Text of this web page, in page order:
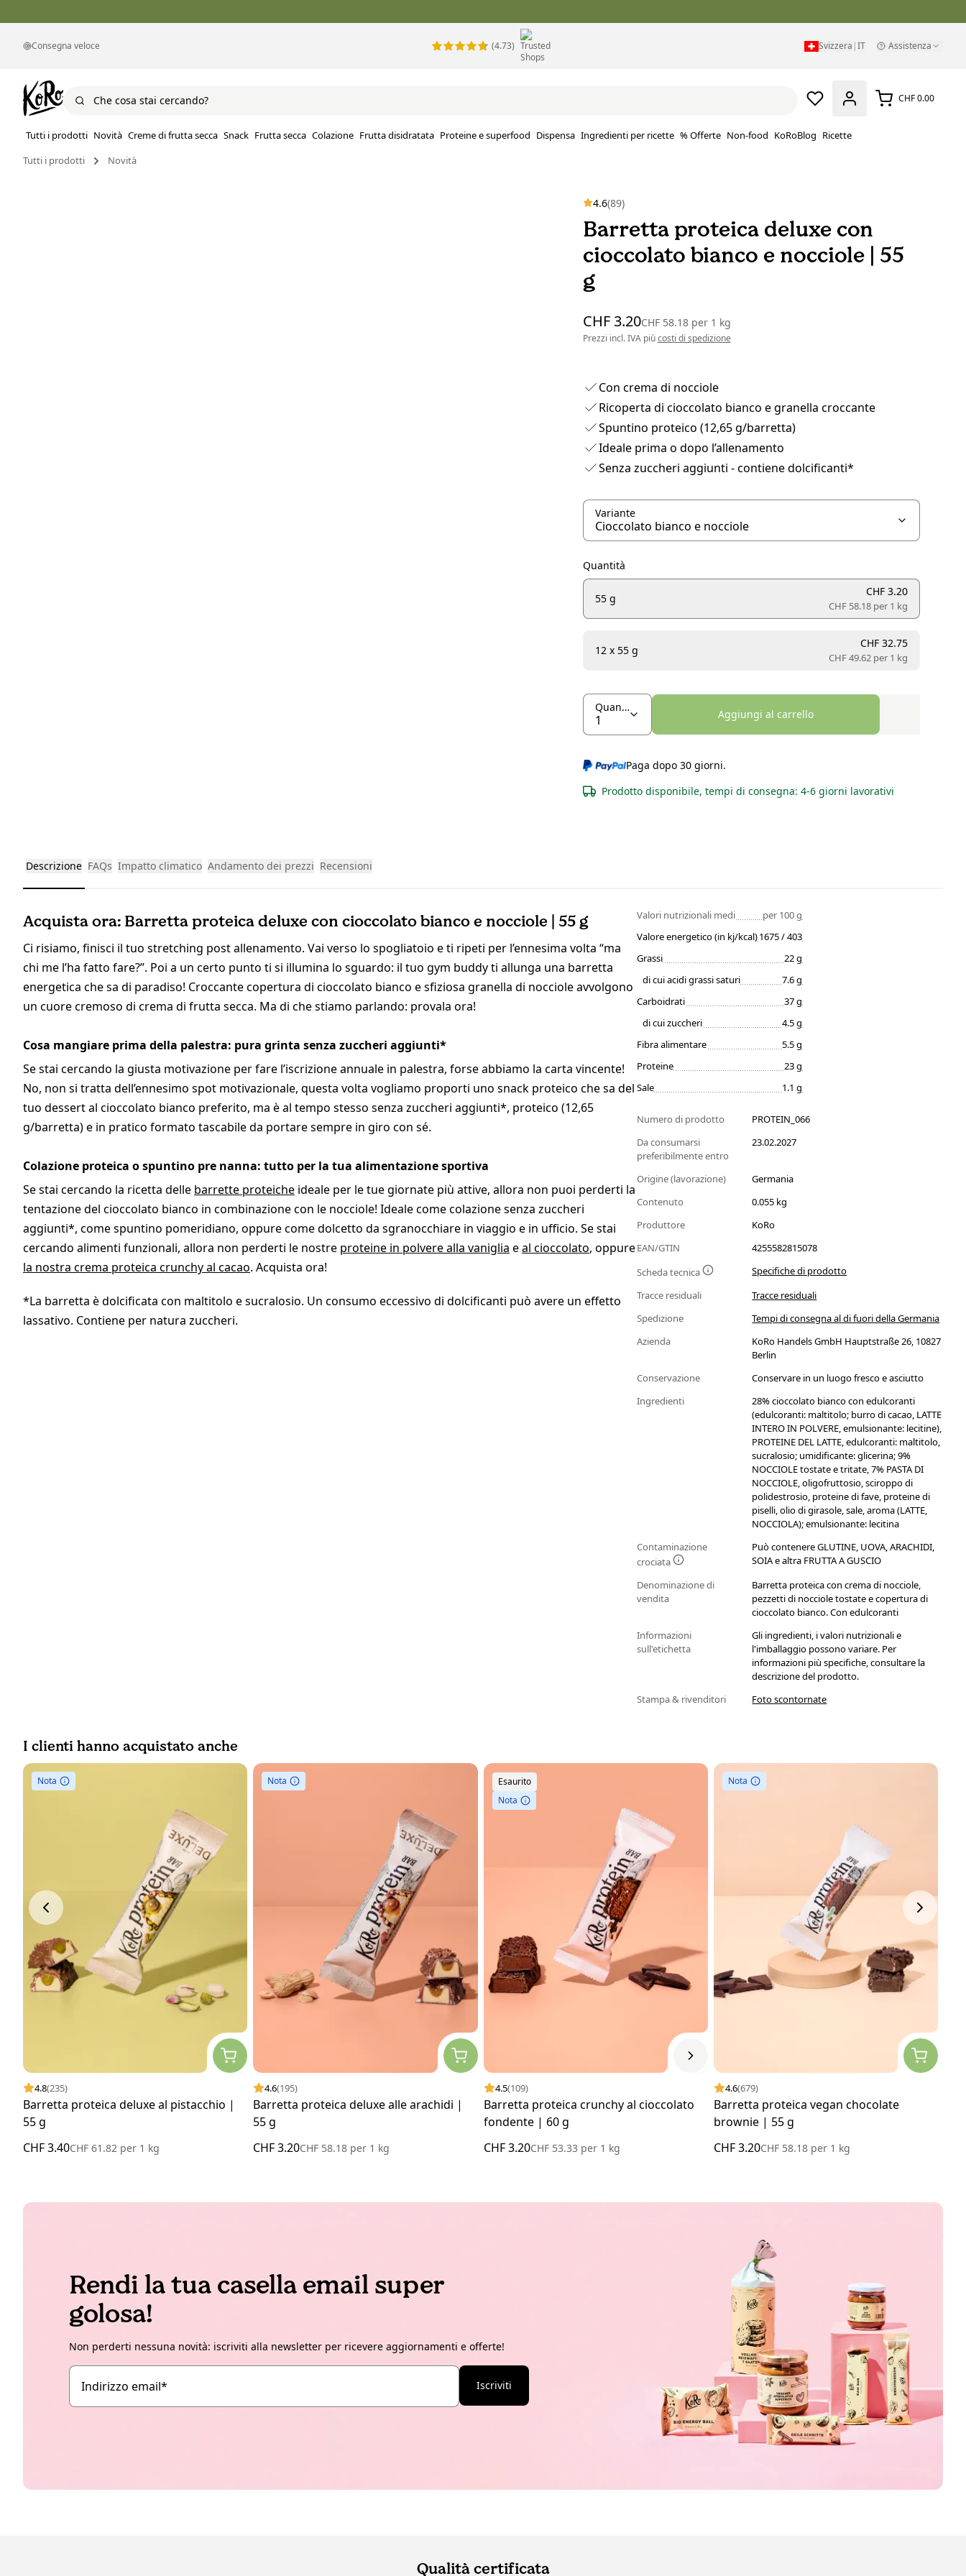
Consegna veloce (4.73) Svizzera |IT Assistenza
CHF 0.00
Tutti i prodotti Novità Creme di frutta secca Snack Frutta secca Colazione Frutta disidratata Proteine e superfood Dispensa Ingredienti per ricette % Offerte Non-food KoRoBlog Ricette
Tutti i prodotti
Novità
4.6(89)
Barretta proteica deluxe con
cioccolato bianco e nocciole | 55
g
CHF 3.20CHF 58.18 per1 kg
Prezzi incl. IVA piùcosti di spedizione
Con crema di nocciole
Ricoperta di cioccolato bianco e granella croccante
Spuntino proteico (12,65 g/barretta)
Ideale prima o dopo l’allenamento
Senza zuccheri aggiunti - contiene dolcificanti*
Variante
Quantità
55 g
CHF 3.20
CHF 58.18 per1 kg
12 x 55 g
CHF 32.75
CHF 49.62 per1 kg
Quantità
Aggiungi al carrello
Paga dopo 30 giorni.
Prodotto disponibile, tempi di consegna: 4-6 giorni lavorativi
Descrizione FAQs Impatto climatico Andamento dei prezzi Recensioni
Acquista ora: Barretta proteica deluxe con cioccolato bianco e nocciole | 55 g
Ci risiamo, finisci il tuo stretching post allenamento. Vai verso lo spogliatoio e ti ripeti per l’ennesima volta “ma
chi me l’ha fatto fare?”. Poi a un certo punto ti si illumina lo sguardo: il tuo gym buddy ti allunga una barretta
energetica che sa di paradiso! Croccante copertura di cioccolato bianco e sfiziosa granella di nocciole avvolgono
un cuore cremoso di crema di frutta secca. Ma di che stiamo parlando: provala ora!
Cosa mangiare prima della palestra: pura grinta senza zuccheri aggiunti*
Se stai cercando la giusta motivazione per fare l’iscrizione annuale in palestra, forse abbiamo la carta vincente!
No, non si tratta dell’ennesimo spot motivazionale, questa volta vogliamo proporti uno snack proteico che sa del
tuo dessert al cioccolato bianco preferito, ma è al tempo stesso senza zuccheri aggiunti*, proteico (12,65
g/barretta) e in pratico formato tascabile da portare sempre in giro con sé.
Colazione proteica o spuntino pre nanna: tutto per la tua alimentazione sportiva
Se stai cercando la ricetta delle barrette proteiche ideale per le tue giornate più attive, allora non puoi perderti la
tentazione del cioccolato bianco in combinazione con le nocciole! Ideale come colazione senza zuccheri
aggiunti*, come spuntino pomeridiano, oppure come dolcetto da sgranocchiare in viaggio e in ufficio. Se stai
cercando alimenti funzionali, allora non perderti le nostre proteine in polvere alla vaniglia eal cioccolato, oppure
la nostra crema proteica crunchy al cacao. Acquista ora!
*La barretta è dolcificata con maltitolo e sucralosio. Un consumo eccessivo di dolcificanti può avere un effetto
lassativo. Contiene per natura zuccheri.
Valori nutrizionali medi
per 100 g
Valore energetico (in kj/kcal)1675 / 403
Grassi
22 g
di cui acidi grassi saturi
7.6 g
Carboidrati
37 g
di cui zuccheri
4.5 g
Fibra alimentare
5.5 g
Proteine
23 g
Sale
1.1 g
Numero di prodotto
PROTEIN_066
Da consumarsi
preferibilmente entro
23.02.2027
Origine (lavorazione)
Germania
Contenuto
0.055 kg
Produttore
KoRo
EAN/GTIN
4255582815078
Scheda tecnica
Specifiche di prodotto
Tracce residuali
Tracce residuali
Spedizione
Tempi di consegna al di fuori della Germania
Azienda
KoRo Handels GmbH Hauptstraße 26, 10827
Berlin
Conservazione
Conservare in un luogo fresco e asciutto
Ingredienti
28% cioccolato bianco con edulcoranti
(edulcoranti: maltitolo; burro di cacao, LATTE
INTERO IN POLVERE, emulsionante: lecitine),
PROTEINE DEL LATTE, edulcoranti: maltitolo,
sucralosio; umidificante: glicerina; 9%
NOCCIOLE tostate e tritate, 7% PASTA DI
NOCCIOLE, oligofruttosio, sciroppo di
polidestrosio, proteine di fave, proteine di
piselli, olio di girasole, sale, aroma (LATTE,
NOCCIOLA); emulsionante: lecitina
Contaminazione
crociata
Può contenere GLUTINE, UOVA, ARACHIDI,
SOIA e altra FRUTTA A GUSCIO
Denominazione di
vendita
Barretta proteica con crema di nocciole,
pezzetti di nocciole tostate e copertura di
cioccolato bianco. Con edulcoranti
Informazioni
sull'etichetta
Gli ingredienti, i valori nutrizionali e
l'imballaggio possono variare. Per
informazioni più specifiche, consultare la
descrizione del prodotto.
Stampa & rivenditori
Foto scontornate
I clienti hanno acquistato anche
Nota
4.8(235)
Barretta proteica deluxe al pistacchio |
55 g
CHF 3.40CHF 61.82 per 1 kg
Nota
4.6(195)
Barretta proteica deluxe alle arachidi |
55 g
CHF 3.20CHF 58.18 per 1 kg
Esaurito
Nota
4.5(109)
Barretta proteica crunchy al cioccolato
fondente | 60 g
CHF 3.20CHF 53.33 per1 kg
Nota
4.6(679)
Barretta proteica vegan chocolate
brownie | 55 g
CHF 3.20CHF 58.18 per1 kg
Rendi la tua casella email super
golosa!
Non perderti nessuna novità: iscriviti alla newsletter per ricevere aggiornamenti e offerte!
Indirizzo email* Iscriviti
Qualità certificata